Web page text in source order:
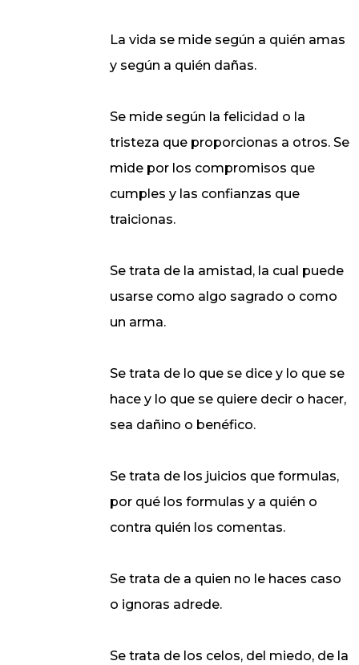
La vida se mide según a quién amas
y según a quién dañas.
Se mide según la felicidad o la
tristeza que proporcionas a otros. Se
mide por los compromisos que
cumples y las confianzas que
traicionas.
Se trata de la amistad, la cual puede
usarse como algo sagrado o como
un arma.
Se trata de lo que se dice y lo que se
hace y lo que se quiere decir o hacer,
sea dañino o benéfico.
Se trata de los juicios que formulas,
por qué los formulas y a quién o
contra quién los comentas.
Se trata de a quien no le haces caso
o ignoras adrede.
Se trata de los celos, del miedo, de la